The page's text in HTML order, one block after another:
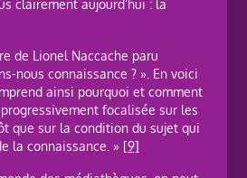
clairement aujourd’hui : la
de Lionel Naccache paru
nous connaissance ? ». En voici
ainsi pourquoi et comment
focalisée sur les
que sur la condition du sujet qui
la connaissance. » [9]